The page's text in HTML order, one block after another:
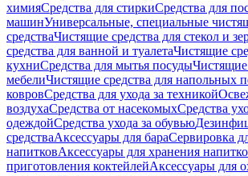
химияСредства для стиркиСредства для
машинУниверсальные, специальные
средстваЧистящие средства для стекол и
средства для ванной и туалетаЧистящие
кухниСредства для мытья посудыЧистящие
мебелиЧистящие средства для напольных
ковровСредства для ухода за техникой
воздухаСредства от насекомыхСредства
одеждойСредства ухода за обувью
средстваАксессуары для бараСервировка
напитковАксессуары для хранения
приготовления коктейлейАксессуары для